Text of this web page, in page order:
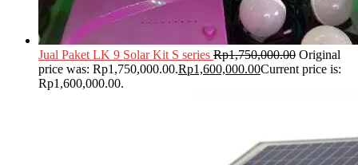
Jual Paket LK 9 Solar Kit S series Rp1,750,000.00 Original
price was: Rp1,750,000.00.Rp1,600,000.00Current price is:
Rp1,600,000.00.